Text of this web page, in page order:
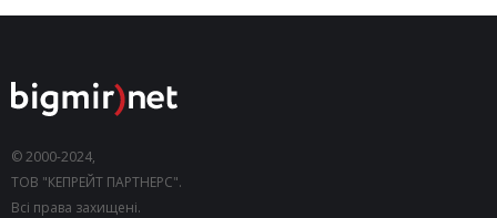
© 2000-2024,
ТОВ "КЕПРЕЙТ ПАРТНЕРС".
Всі права захищені.